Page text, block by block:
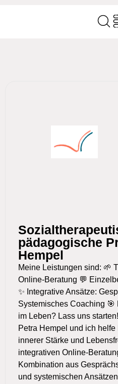
pädagogische
Hempel
Meine Leistungen sind: 🌱
Online-Beratung 💬
✨ Integrative Ansätze:
Systemisches Coaching
im Leben? Lass uns
Petra Hempel und ich
innerer Stärke und
integrativen Online-
Kombination aus
und systemischen